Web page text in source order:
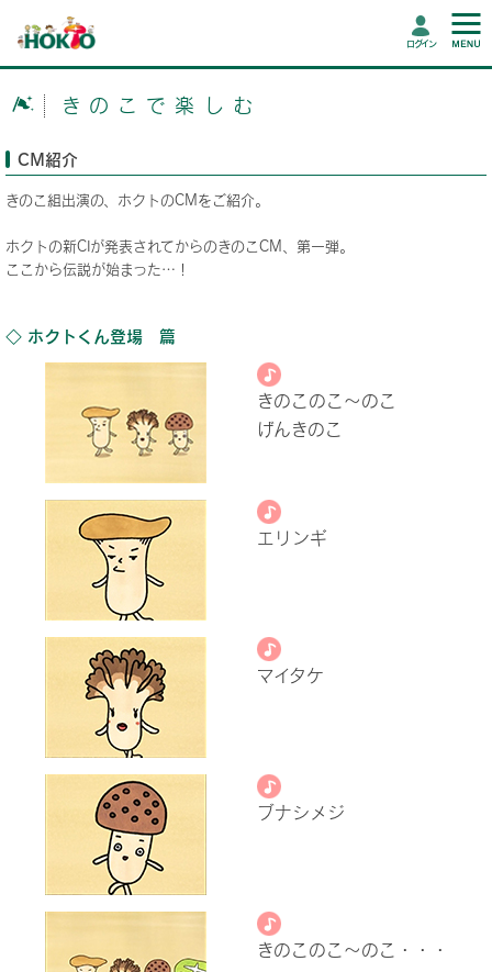
ログイン
きのこで楽しむ
CM紹介
きのこ組出演の、ホクトのCMをご紹介。
ホクトの新CIが発表されてからのきのこCM、第一弾。
ここから伝説が始まった…！
◇ ホクトくん登場 篇
きのこのこ～のこ
げんきのこ
エリンギ
マイタケ
ブナシメジ
きのこのこ～のこ・・・